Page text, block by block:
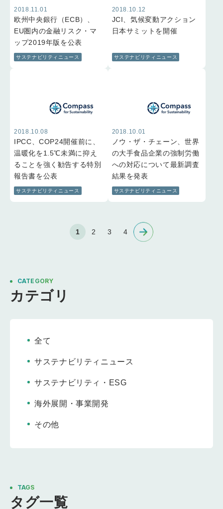
2018.11.01
欧州中央銀行（ECB）、
EU圏内の金融リスク・マ
ップ2019年版を公表
サステナビリティニュース
2018.10.12
JCI、気候変動アクション
日本サミットを開催
サステナビリティニュース
2018.10.08
IPCC、COP24開催前に、
温暖化を1.5℃未満に抑え
ることを強く勧告する特別
報告書を公表
サステナビリティニュース
2018.10.01
ノウ・ザ・チェーン、世界
の大手食品企業の強制労働
への対応について最新調査
結果を発表
サステナビリティニュース
1 2 3 4
CATEGORY
カテゴリ
全て
サステナビリティニュース
サステナビリティ・ESG
海外展開・事業開発
その他
TAGS
タグ一覧